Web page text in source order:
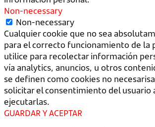
Non-necessary
Non-necessary
Cualquier cookie que no sea
para el correcto funcionamiento de la
utilice para recolectar información
vía analytics, anuncios, u otros
se definen como cookies no
solicitar el consentimiento del usuario
ejecutarlas.
GUARDAR Y ACEPTAR